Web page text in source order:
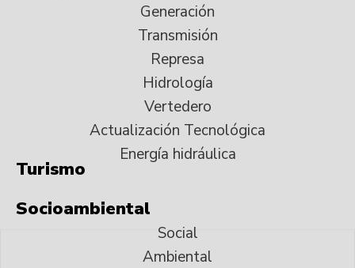
Generación
Transmisión
Represa
Hidrología
Vertedero
Actualización Tecnológica
Energía hidráulica
Turismo
Socioambiental
Social
Ambiental